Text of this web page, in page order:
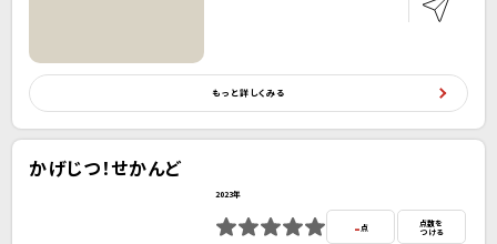
もっと詳しくみる
かげじつ！せかんど
2023年
- 点
点数を
つける